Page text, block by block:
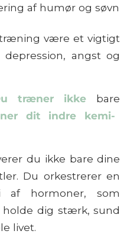
af humør og søvn
være et vigtigt
angst og
træner ikke bare
dit indre kemi-
du ikke bare dine
Du orkestrerer en
af hormoner, som
dig stærk, sund
livet.